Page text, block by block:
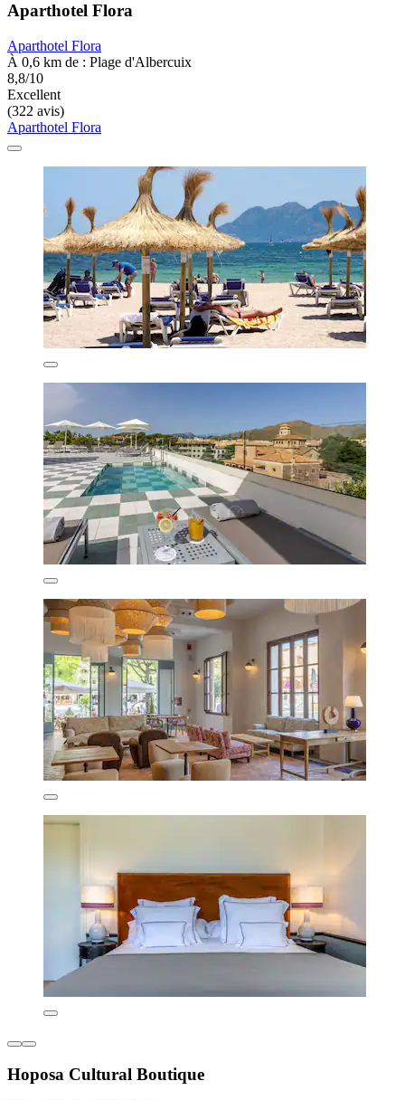
Aparthotel Flora
Aparthotel Flora
À 0,6 km de : Plage d'Albercuix
8,8/10
Excellent
(322 avis)
Aparthotel Flora
Hoposa Cultural Boutique